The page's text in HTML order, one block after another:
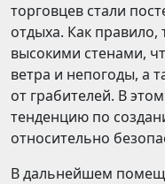
торговцев стали
отдыха. Как
высокими стенами,
ветра и непогоды, а
от грабителей. В
тенденцию по
относительно
В дальнейшем